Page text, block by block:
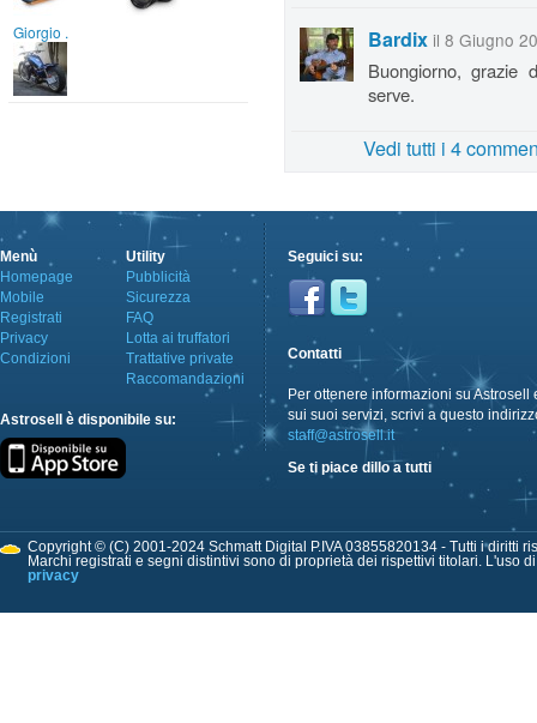
Giorgio . Bardix il 8 Giugno
Buongiorno, grazie
serve.
Vedi tutti i 4
Menù
Homepage
Mobile
Registrati
Privacy
Condizioni
Utility
Pubblicità
Sicurezza
FAQ
Lotta ai truffatori
Trattative private
Raccomandazioni
Astrosell è disponibile su:
Seguici su:
Contatti
Per ottenere informazioni su Astrosell
sui suoi servizi, scrivi a questo
staff@astrosell.it
Se ti piace dillo a tutti
Copyright © (C) 2001-2024 Schmatt Digital P.IVA 03855820134 - Tutti i diritti
Marchi registrati e segni distintivi sono di proprietà dei rispettivi titolari. L'uso
privacy